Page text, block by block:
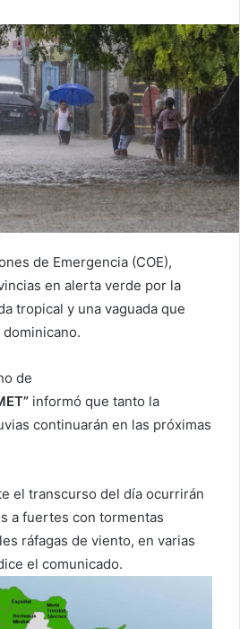
de Emergencia (COE),
en alerta verde por la
tropical y una vaguada que
de
informó que tanto la
continuarán en las próximas
el transcurso del día ocurrirán
a fuertes con tormentas
ráfagas de viento, en varias
el comunicado.